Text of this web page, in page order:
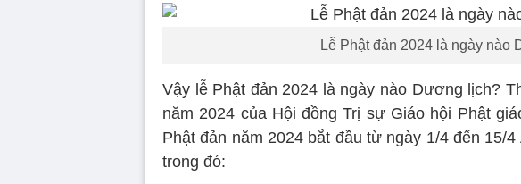
Lễ Phật đản 2024 là ngày nào
Vậy lễ Phật đản 2024 là ngày nào Dương lịch?
năm 2024 của Hội đồng Trị sự Giáo hội Phật
Phật đản năm 2024 bắt đầu từ ngày 1/4 đến 15/
trong đó: